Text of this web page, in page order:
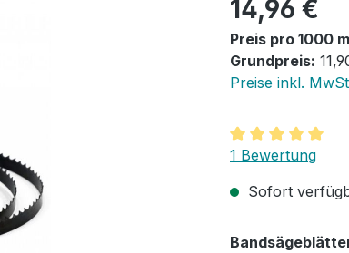
14,96 €
Preis pro 1000
Grundpreis:
Preise inkl.
1 Bewertung
Sofort